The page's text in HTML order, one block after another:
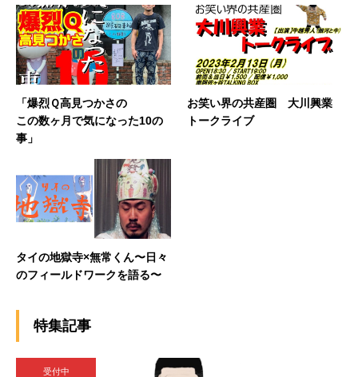
「爆烈Ｑ高見つかさの
この数ヶ月で気になった10の
事」
お笑い界の共産圏 大川興業
トークライブ
タイの地獄寺×無常くん〜日々
のフィールドワークを語る〜
特集記事
受付中